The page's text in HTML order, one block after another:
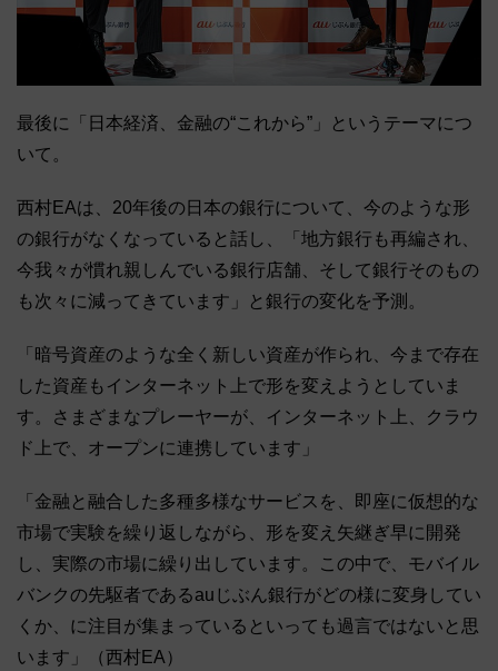
最後に「日本経済、金融の“これから”」というテーマにつ
いて。
西村EAは、20年後の日本の銀行について、今のような形
の銀行がなくなっていると話し、「地方銀行も再編され、
今我々が慣れ親しんでいる銀行店舗、そして銀行そのもの
も次々に減ってきています」と銀行の変化を予測。
「暗号資産のような全く新しい資産が作られ、今まで存在
した資産もインターネット上で形を変えようとしていま
す。さまざまなプレーヤーが、インターネット上、クラウ
ド上で、オープンに連携しています」
「金融と融合した多種多様なサービスを、即座に仮想的な
市場で実験を繰り返しながら、形を変え矢継ぎ早に開発
し、実際の市場に繰り出しています。この中で、モバイル
バンクの先駆者であるauじぶん銀行がどの様に変身してい
くか、に注目が集まっているといっても過言ではないと思
います」（西村EA）